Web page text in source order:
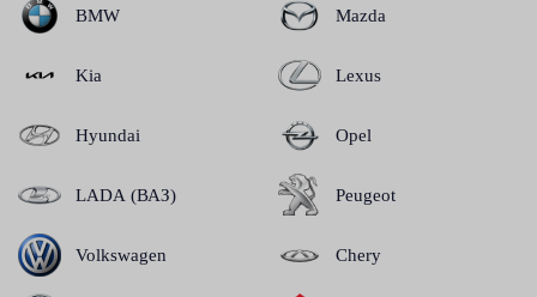
BMW
Kia
Hyundai
LADA (ВАЗ)
Volkswagen
Mazda
Lexus
Opel
Peugeot
Chery